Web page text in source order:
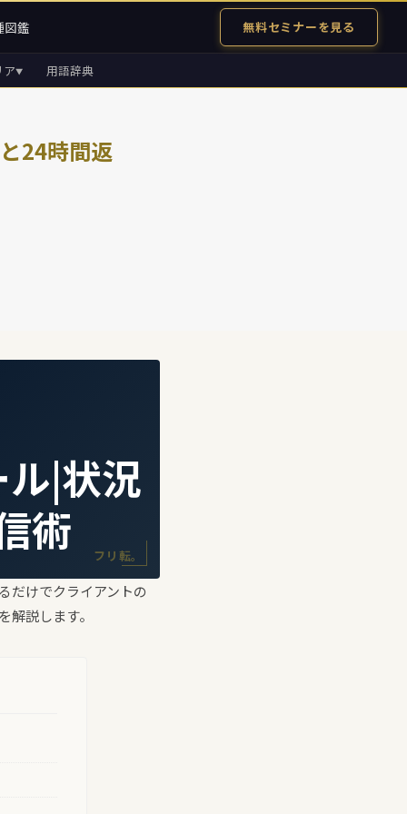
図鑑 無料セミナーを見る
ア▼ 用語辞典
24時間返
|状況
術
フリ転。
だけでクライアントの
説します。